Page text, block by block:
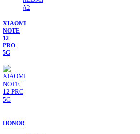
A2
XIAOMI
NOTE
12
PRO
5G
HONOR